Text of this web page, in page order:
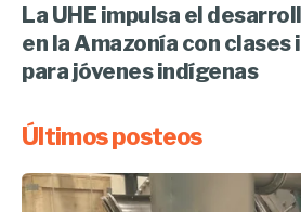
La UHE impulsa el
en la Amazonía con
para jóvenes indígenas
Últimos posteos